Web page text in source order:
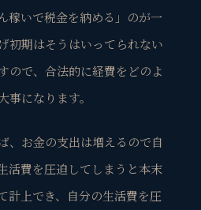
稼いで税金を納める」のが一
初期はそうはいってられない
で、 合法的に経費を どのよ
事になります。
、お金の支出は増えるので自
活費を圧迫してしまうと本末
計上でき、自分の生活費を圧